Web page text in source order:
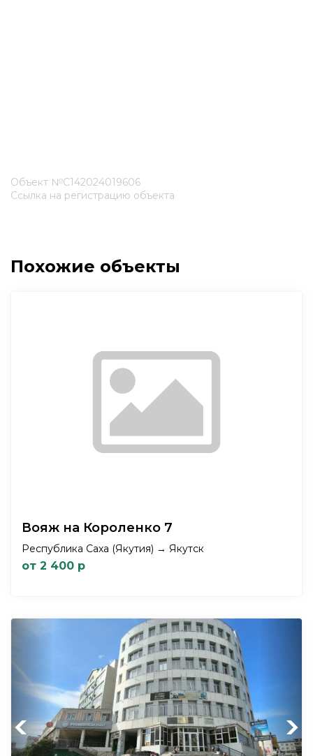
Объект №С142024019606
Ссылка на регистрацию объекта
Похожие объекты
Вояж на Короленко 7
Республика Саха (Якутия) → Якутск
от 2 400 р
Previous Next